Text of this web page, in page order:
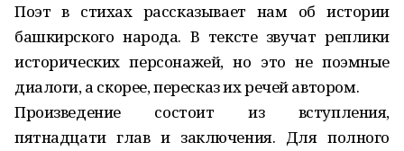
Поэт в стихах рассказывает нам об истории
башкирского народа. В тексте звучат реплики
исторических персонажей, но это не поэмные
диалоги, а скорее, пересказ их речей автором.
Произведение состоит из вступ­ления,
пятнадцати глав и заключения. Для полного